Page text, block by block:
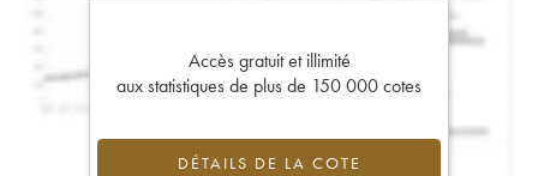
Accès gratuit et illimité
aux statistiques de plus de 150 000 cotes
DÉTAILS DE LA COTE